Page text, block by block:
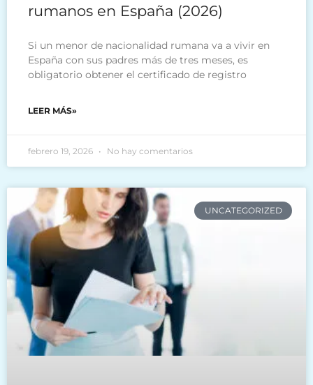
rumanos en España (2026)
Si un menor de nacionalidad rumana va a vivir en
España con sus padres más de tres meses, es
obligatorio obtener el certificado de registro
LEER MÁS»
febrero 19, 2026 No hay comentarios
UNCATEGORIZED